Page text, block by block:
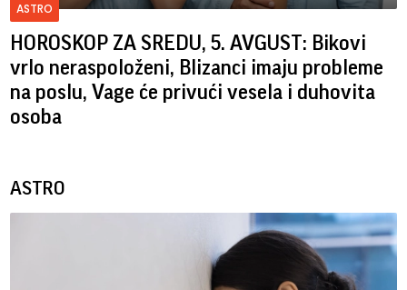
ASTRO
HOROSKOP ZA SREDU, 5. AVGUST: Bikovi
vrlo neraspoloženi, Blizanci imaju probleme
na poslu, Vage će privući vesela i duhovita
osoba
ASTRO